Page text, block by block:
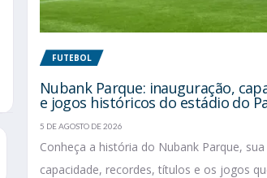
FUTEBOL
Nubank Parque: inauguração,
e jogos históricos do estádio do
5 DE AGOSTO DE 2026
Conheça a história do Nubank Parque, sua
capacidade, recordes, títulos e os jogos